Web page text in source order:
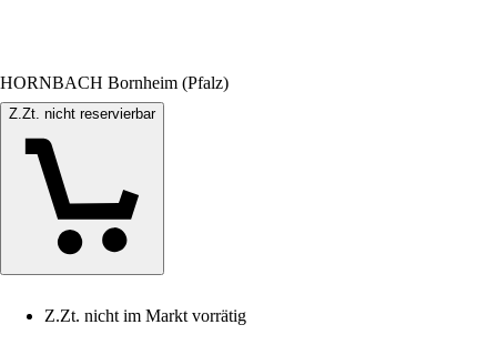
HORNBACH Bornheim (Pfalz)
Z.Zt. nicht reservierbar
Z.Zt. nicht im Markt vorrätig